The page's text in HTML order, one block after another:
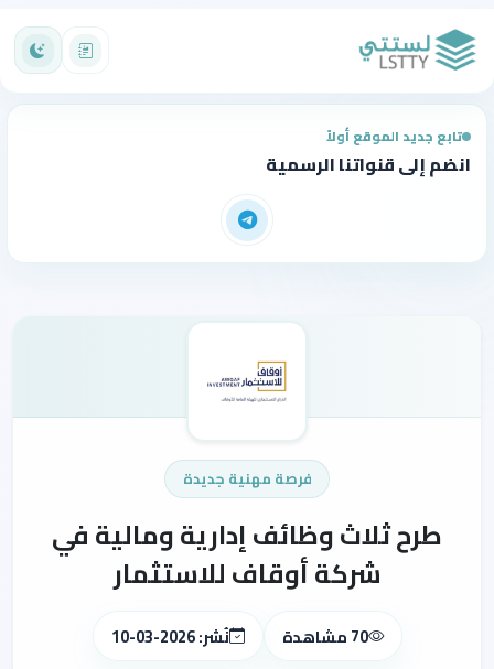
تابع جديد الموقع أولاً
انضم إلى قنواتنا الرسمية
فرصة مهنية جديدة
طرح ثلاث وظائف إدارية ومالية في
شركة أوقاف للاستثمار
70 مشاهدة نُشر: 2026-03-10